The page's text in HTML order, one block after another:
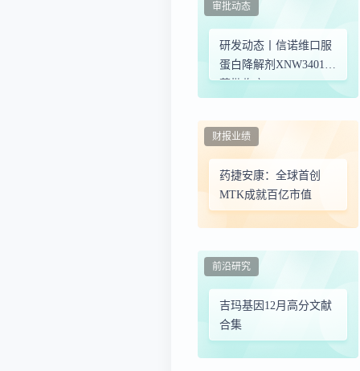
研发动态丨信诺维口服
蛋白降解剂XNW34017
获批临床
审批动态
药捷安康：全球首创
MTK成就百亿市值
财报业绩
吉玛基因12月高分文献
合集
前沿研究